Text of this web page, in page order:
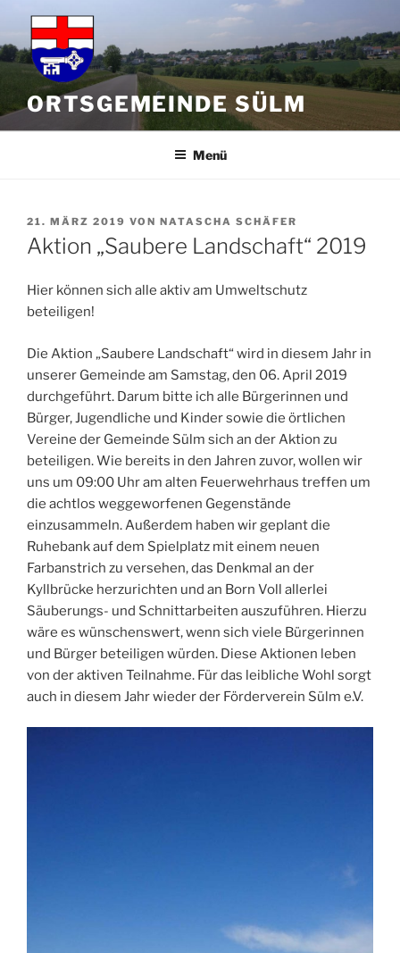
Inhalt
springen
ORTSGEMEINDE SÜLM
Menü
VERÖFFENTLICHT
AM
21. MÄRZ 2019 VON NATASCHA SCHÄFER
Aktion „Saubere Landschaft“ 2019
Hier können sich alle aktiv am Umweltschutz
beteiligen!
Die Aktion „Saubere Landschaft“ wird in diesem Jahr in
unserer Gemeinde am Samstag, den 06. April 2019
durchgeführt. Darum bitte ich alle Bürgerinnen und
Bürger, Jugendliche und Kinder sowie die örtlichen
Vereine der Gemeinde Sülm sich an der Aktion zu
beteiligen. Wie bereits in den Jahren zuvor, wollen wir
uns um 09:00 Uhr am alten Feuerwehrhaus treffen um
die achtlos weggeworfenen Gegenstände
einzusammeln. Außerdem haben wir geplant die
Ruhebank auf dem Spielplatz mit einem neuen
Farbanstrich zu versehen, das Denkmal an der
Kyllbrücke herzurichten und an Born Voll allerlei
Säuberungs- und Schnittarbeiten auszuführen. Hierzu
wäre es wünschenswert, wenn sich viele Bürgerinnen
und Bürger beteiligen würden. Diese Aktionen leben
von der aktiven Teilnahme. Für das leibliche Wohl sorgt
auch in diesem Jahr wieder der Förderverein Sülm e.V.